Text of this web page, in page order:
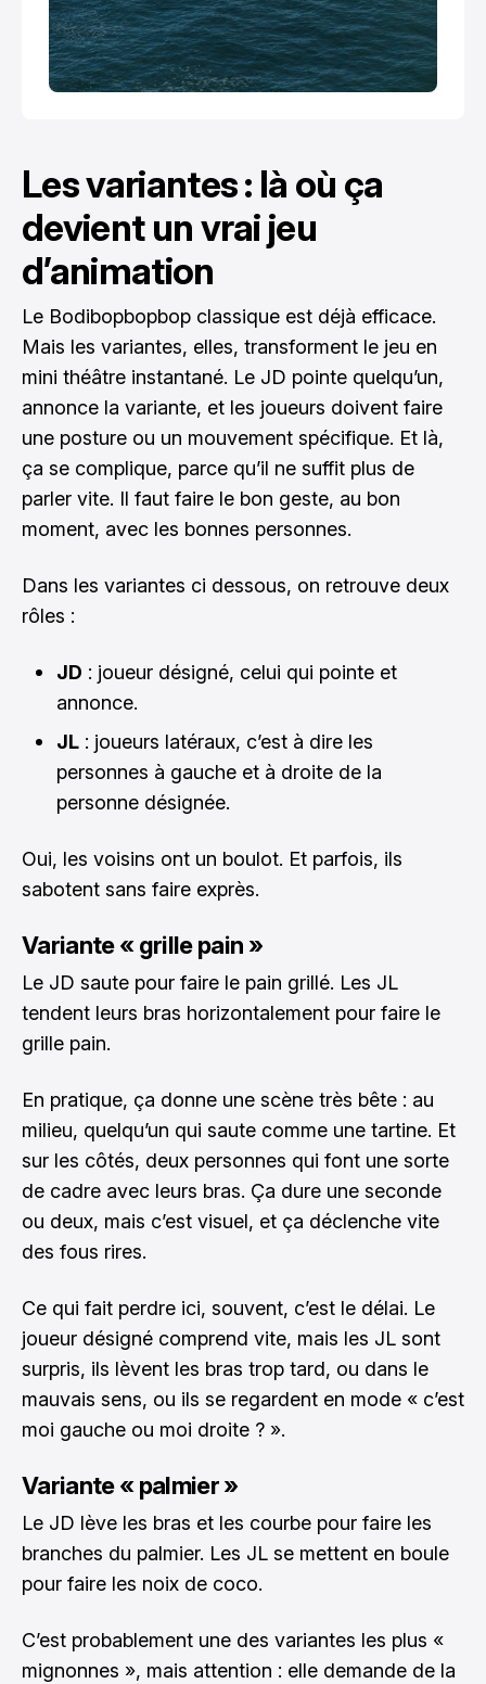
Les variantes : là où ça
devient un vrai jeu
d’animation
Le Bodibopbopbop classique est déjà efficace.
Mais les variantes, elles, transforment le jeu en
mini théâtre instantané. Le JD pointe quelqu’un,
annonce la variante, et les joueurs doivent faire
une posture ou un mouvement spécifique. Et là,
ça se complique, parce qu’il ne suffit plus de
parler vite. Il faut faire le bon geste, au bon
moment, avec les bonnes personnes.
Dans les variantes ci dessous, on retrouve deux
rôles :
JD : joueur désigné, celui qui pointe et
annonce.
JL : joueurs latéraux, c’est à dire les
personnes à gauche et à droite de la
personne désignée.
Oui, les voisins ont un boulot. Et parfois, ils
sabotent sans faire exprès.
Variante « grille pain »
Le JD saute pour faire le pain grillé. Les JL
tendent leurs bras horizontalement pour faire le
grille pain.
En pratique, ça donne une scène très bête : au
milieu, quelqu’un qui saute comme une tartine. Et
sur les côtés, deux personnes qui font une sorte
de cadre avec leurs bras. Ça dure une seconde
ou deux, mais c’est visuel, et ça déclenche vite
des fous rires.
Ce qui fait perdre ici, souvent, c’est le délai. Le
joueur désigné comprend vite, mais les JL sont
surpris, ils lèvent les bras trop tard, ou dans le
mauvais sens, ou ils se regardent en mode « c’est
moi gauche ou moi droite ? ».
Variante « palmier »
Le JD lève les bras et les courbe pour faire les
branches du palmier. Les JL se mettent en boule
pour faire les noix de coco.
C’est probablement une des variantes les plus «
mignonnes », mais attention : elle demande de la